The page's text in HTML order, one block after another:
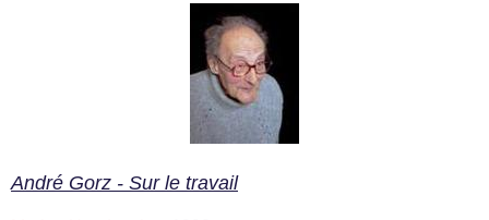
André Gorz - Sur le travail